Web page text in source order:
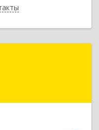
г, вн.тер.г.